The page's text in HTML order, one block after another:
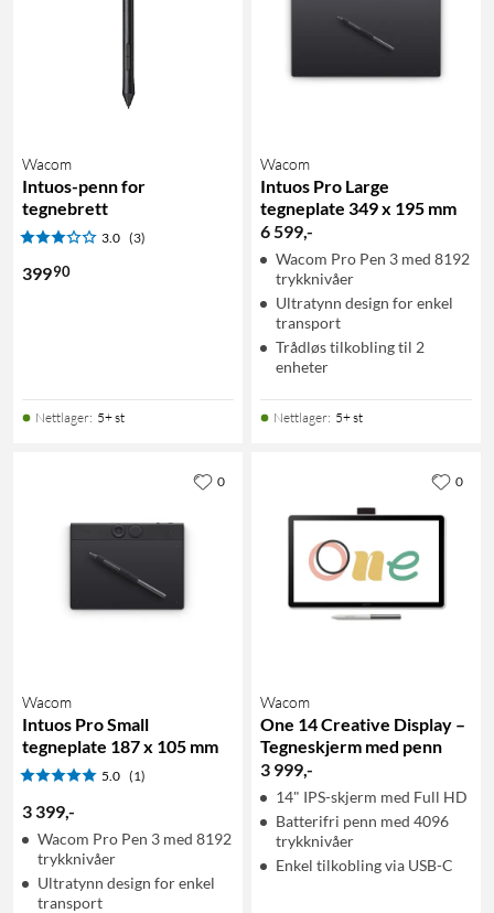
Wacom
Intuos-penn for
tegnebrett
3.0 (3)
39990
Nettlager: 5+ st
Wacom
Intuos Pro Large
tegneplate 349 x 195 mm
6 599,-
Wacom Pro Pen 3 med 8192
trykknivåer
Ultratynn design for enkel
transport
Trådløs tilkobling til 2
enheter
Nettlager: 5+ st
Wacom
Intuos Pro Small
tegneplate 187 x 105 mm
5.0 (1)
3 399,-
Wacom Pro Pen 3 med 8192
trykknivåer
Ultratynn design for enkel
transport
0
Wacom
One 14 Creative Display –
Tegneskjerm med penn
3 999,-
14" IPS-skjerm med Full HD
Batterifri penn med 4096
trykknivåer
Enkel tilkobling via USB-C
0